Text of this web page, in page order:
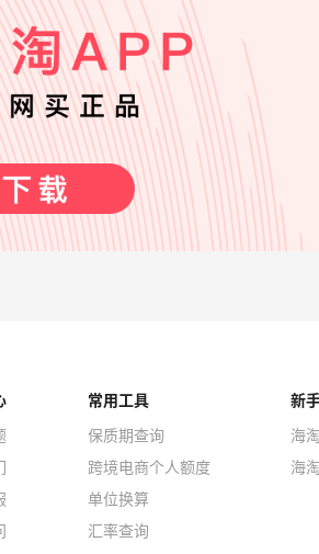
常用工具
保质期查询
跨境电商个人额度
单位换算
汇率查询
新
海
海